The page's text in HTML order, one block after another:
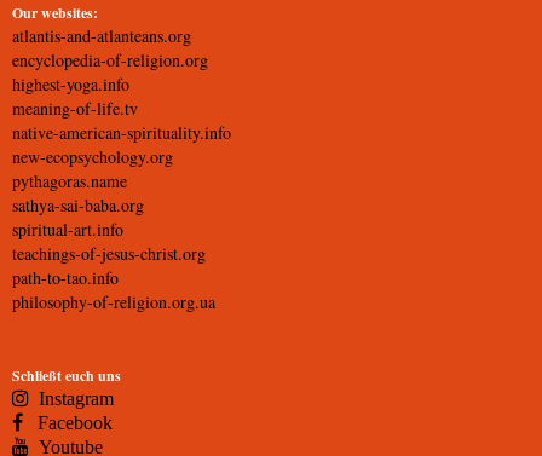
Our websites:
atlantis-and-atlanteans.org
encyclopedia-of-religion.org
highest-yoga.info
meaning-of-life.tv
native-american-spirituality.info
new-ecopsychology.org
pythagoras.name
sathya-sai-baba.org
spiritual-art.info
teachings-of-jesus-christ.org
path-to-tao.info
philosophy-of-religion.org.ua
Schließt euch uns
Instagram
Facebook
Youtube